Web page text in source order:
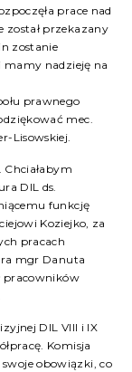
prace nad
przekazany
zostanie
mamy nadzieję na
prawnego
mec.
Lisowskiej.
Chciałabym
DIL ds.
funkcję
Koziejko, za
pracach
mgr Danuta
pracowników
DIL VIII i IX
Komisja
obowiązki, co